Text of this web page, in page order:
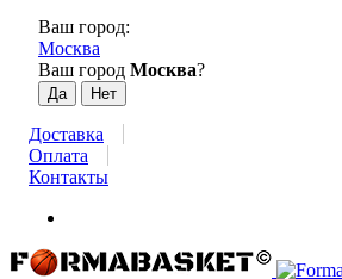
Ваш город:
Москва
Ваш город Москва?
Доставка
Оплата
Контакты